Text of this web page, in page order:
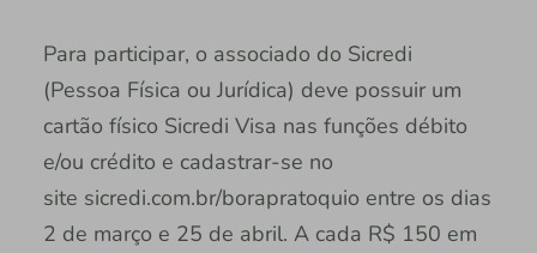
Para participar, o associado do Sicredi
(Pessoa Física ou Jurídica) deve possuir um
cartão físico Sicredi Visa nas funções débito
e/ou crédito e cadastrar-se no
site sicredi.com.br/borapratoquio entre os dias
2 de março e 25 de abril. A cada R$ 150 em